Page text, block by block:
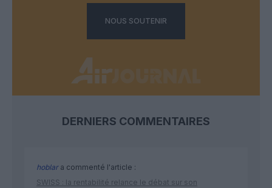
NOUS SOUTENIR
DERNIERS COMMENTAIRES
hoblara commenté l'article :
SWISS : la rentabilité relance le débat sur son